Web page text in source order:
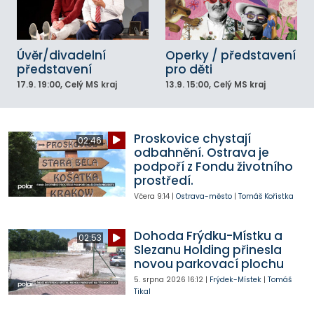
Úvěr/divadelní
představení
17.9. 19:00, Celý MS kraj
Operky / představení
pro děti
13.9. 15:00, Celý MS kraj
02:46
Proskovice chystají
odbahnění. Ostrava je
podpoří z Fondu životního
prostředí.
Včera 9:14| Ostrava-město| Tomáš Kořistka
02:53
Dohoda Frýdku-Místku a
Slezanu Holding přinesla
novou parkovací plochu
5. srpna 2026 16:12| Frýdek-Místek| Tomáš
Tikal